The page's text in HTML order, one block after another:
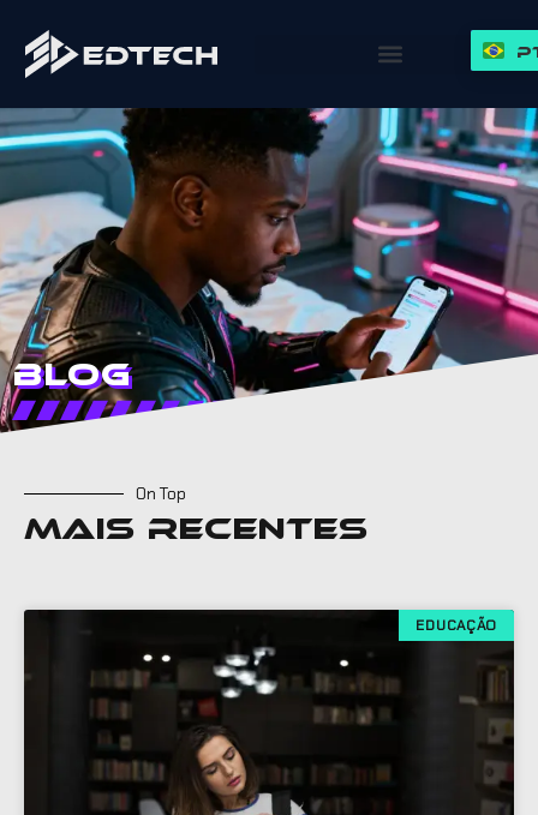
Blog
On Top
Mais recentes
EDUCAÇÃO